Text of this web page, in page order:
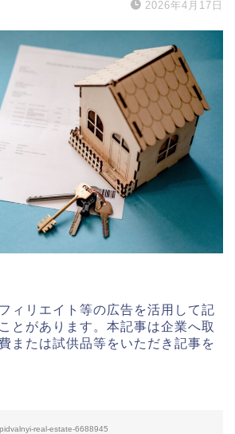
2026年4月17日
ィリエイト等の広告を活用して記
とがあります。本記事は企業へ取
または試供品等をいただき記事を
real-estate-6688945